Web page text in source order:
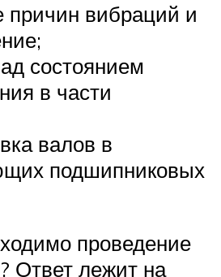
причин вибраций и
состоянием
в части
валов в
подшипниковых
проведение
Ответ лежит на